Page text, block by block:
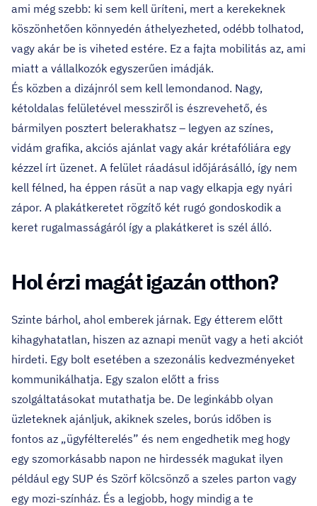
ami még szebb: ki sem kell üríteni, mert a kerekeknek
köszönhetően könnyedén áthelyezheted, odébb tolhatod,
vagy akár be is viheted estére. Ez a fajta mobilitás az, ami
miatt a vállalkozók egyszerűen imádják.
És közben a dizájnról sem kell lemondanod. Nagy,
kétoldalas felületével messziről is észrevehető, és
bármilyen posztert belerakhatsz – legyen az színes,
vidám grafika, akciós ajánlat vagy akár krétafóliára egy
kézzel írt üzenet. A felület ráadásul időjárásálló, így nem
kell félned, ha éppen rásüt a nap vagy elkapja egy nyári
zápor. A plakátkeretet rögzítő két rugó gondoskodik a
keret rugalmasságáról így a plakátkeret is szél álló.
Hol érzi magát igazán otthon?
Szinte bárhol, ahol emberek járnak. Egy étterem előtt
kihagyhatatlan, hiszen az aznapi menüt vagy a heti akciót
hirdeti. Egy bolt esetében a szezonális kedvezményeket
kommunikálhatja. Egy szalon előtt a friss
szolgáltatásokat mutathatja be. De leginkább olyan
üzleteknek ajánljuk, akiknek szeles, borús időben is
fontos az „ügyfélterelés” és nem engedhetik meg hogy
egy szomorkásabb napon ne hirdessék magukat ilyen
például egy SUP és Szörf kölcsönző a szeles parton vagy
egy mozi-színház. És a legjobb, hogy mindig a te